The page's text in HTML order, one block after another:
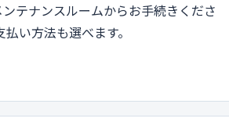
テナンスルームからお手続きくださ
い方法も選べます。